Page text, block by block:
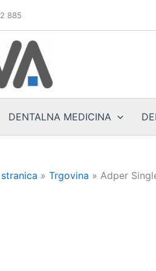
885
DENTALNA MEDICINA
» Trgovina » Adper